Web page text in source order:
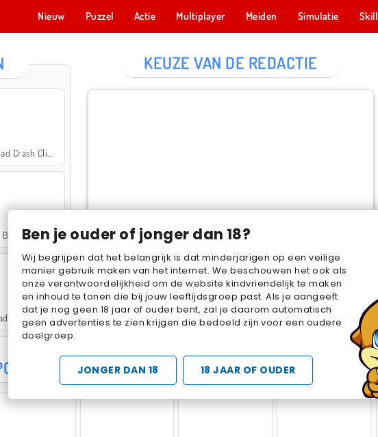
Ben je ouder of jonger dan 18?
Wij begrijpen dat het belangrijk is dat minderjarigen op een veilige
manier gebruik maken van het internet. We beschouwen het ook als
onze verantwoordelijkheid om de website kindvriendelijk te maken
en inhoud te tonen die bij jouw leeftijdsgroep past. Als je aangeeft
dat je nog geen 18 jaar of ouder bent, zal je daarom automatisch
geen advertenties te zien krijgen die bedoeld zijn voor een oudere
doelgroep.
JONGER DAN 18 18 JAAR OF OUDER
Nieuw Puzzel Actie Multiplayer Meiden Simulatie Skill
Ball Sort
Popular
KEUZE VAN DE REDACTIE
Cake Merge 2
Cake Merge 2 Marble Sort
SPELLETJES